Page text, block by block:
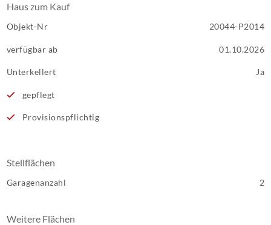
Haus zum Kauf
Objekt-Nr 20044-P2014
verfügbar ab 01.10.2026
Unterkellert Ja
gepflegt
Provisionspflichtig
Stellflächen
Garagenanzahl 2
Weitere Flächen